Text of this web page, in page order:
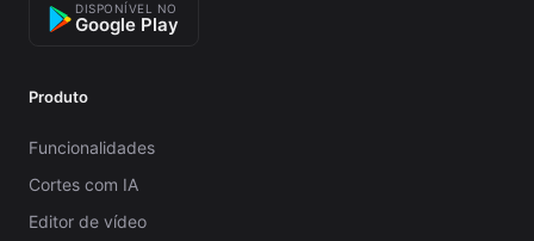
DISPONÍVEL NO
Google Play
Produto
Funcionalidades
Cortes com IA
Editor de vídeo